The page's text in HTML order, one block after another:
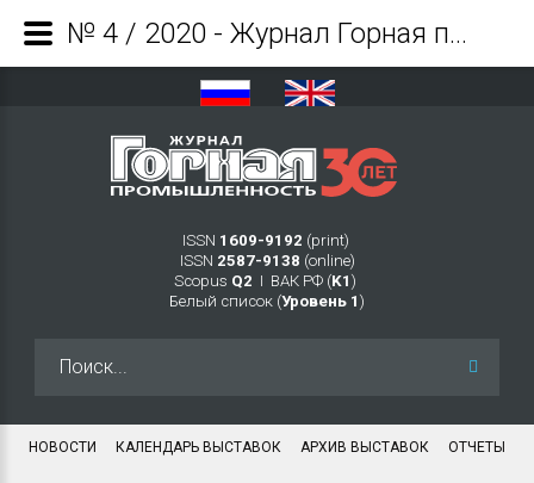
ISSN 1609-9192 (print)
ISSN 2587-9138 (online)
Scopus Q2 Ι ВАК РФ (K1 )
Белый список (Уровень 1 )
НОВОСТИ КАЛЕНДАРЬ ВЫСТАВОК АРХИВ ВЫСТАВОК ОТЧЕТЫ
№ 4 / 2020 - Журнал Горная промышленность